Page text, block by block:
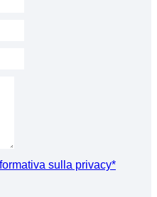
sulla privacy*